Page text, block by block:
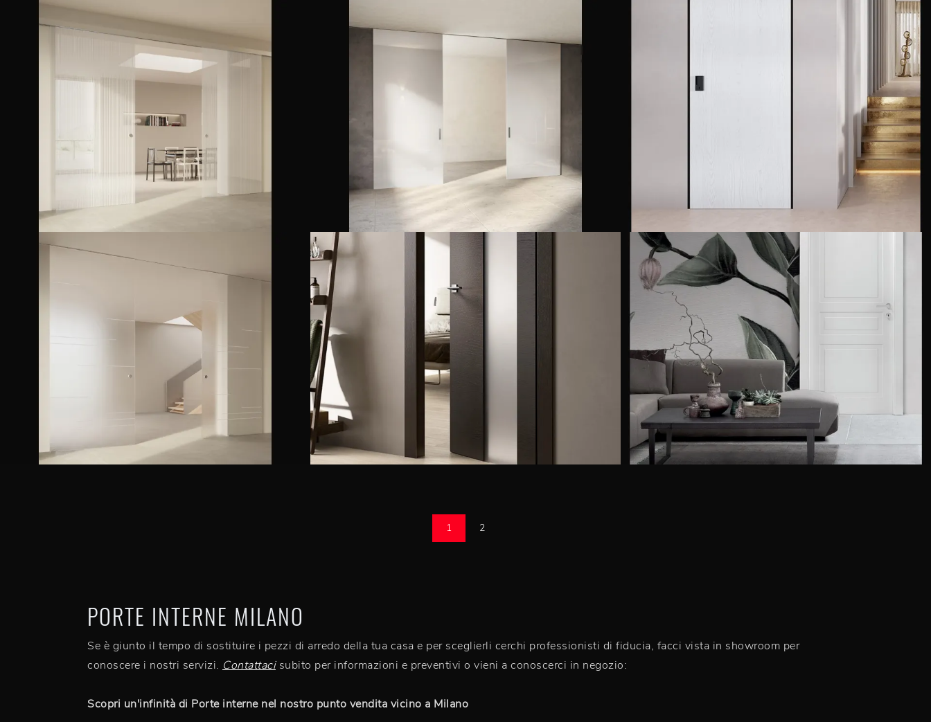
1 2
PORTE INTERNE MILANO
Se è giunto il tempo di sostituire i pezzi di arredo della tua casa e per sceglierli cerchi professionisti di fiducia, facci vista in showroom per
conoscere i nostri servizi. Contattacisubito per informazioni e preventivi o vieni a conoscerci in negozio:
Scopri un'infinità di Porte interne nel nostro punto vendita vicino a Milano